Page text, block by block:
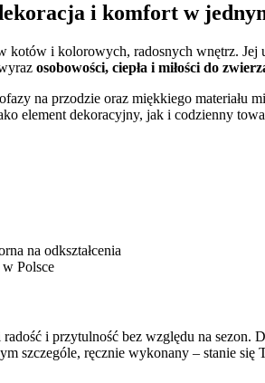
i komfort w
kotów i kolorowych, radosnych wnętrz.
osobowości, ciepła i miłości do
na przodzie oraz miękkiego materiału
element dekoracyjny, jak i codzienny
na odkształcenia
Polsce
i przytulność bez względu na sezon.
szczególe, ręcznie wykonany – stanie się